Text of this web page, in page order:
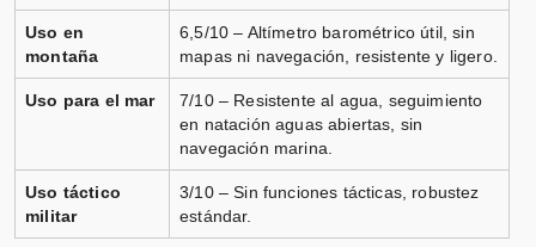
Uso en
montaña
6,5/10 – Altímetro barométrico útil, sin
mapas ni navegación, resistente y ligero.
Uso para el mar
7/10 – Resistente al agua, seguimiento
en natación aguas abiertas, sin
navegación marina.
Uso táctico
militar
3/10 – Sin funciones tácticas, robustez
estándar.